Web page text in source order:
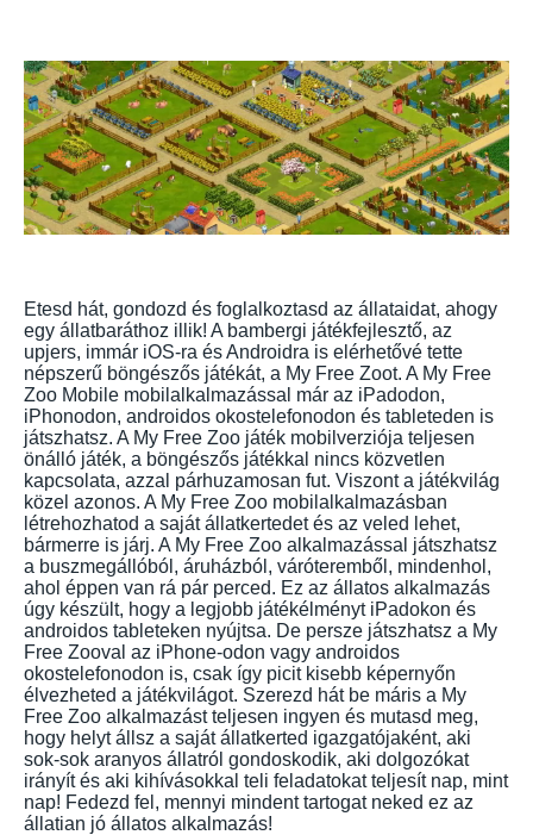
Etesd hát, gondozd és foglalkoztasd az állataidat, ahogy
egy állatbaráthoz illik! A bambergi játékfejlesztő, az
upjers, immár iOS-ra és Androidra is elérhetővé tette
népszerű böngészős játékát, a My Free Zoot. A My Free
Zoo Mobile mobilalkalmazással már az iPadodon,
iPhonodon, androidos okostelefonodon és tableteden is
játszhatsz. A My Free Zoo játék mobilverziója teljesen
önálló játék, a böngészős játékkal nincs közvetlen
kapcsolata, azzal párhuzamosan fut. Viszont a játékvilág
közel azonos. A My Free Zoo mobilalkalmazásban
létrehozhatod a saját állatkertedet és az veled lehet,
bármerre is járj. A My Free Zoo alkalmazással játszhatsz
a buszmegállóból, áruházból, váróteremből, mindenhol,
ahol éppen van rá pár perced. Ez az állatos alkalmazás
úgy készült, hogy a legjobb játékélményt iPadokon és
androidos tableteken nyújtsa. De persze játszhatsz a My
Free Zooval az iPhone-odon vagy androidos
okostelefonodon is, csak így picit kisebb képernyőn
élvezheted a játékvilágot. Szerezd hát be máris a My
Free Zoo alkalmazást teljesen ingyen és mutasd meg,
hogy helyt állsz a saját állatkerted igazgatójaként, aki
sok-sok aranyos állatról gondoskodik, aki dolgozókat
irányít és aki kihívásokkal teli feladatokat teljesít nap, mint
nap! Fedezd fel, mennyi mindent tartogat neked ez az
állatian jó állatos alkalmazás!